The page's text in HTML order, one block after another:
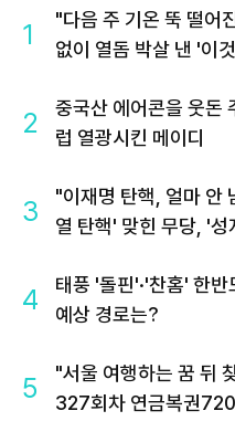
1
"다음 주 기온 뚝 떨어
없이 열돔 박살 낸 '이
2
중국산 에어콘을 웃돈
럽 열광시킨 메이디
3
"이재명 탄핵, 얼마 안
열 탄핵' 맞힌 무당, '성
4
태풍 '돌핀'·'찬홈' 한
예상 경로는?
5
"서울 여행하는 꿈 뒤
327회차 연금복권